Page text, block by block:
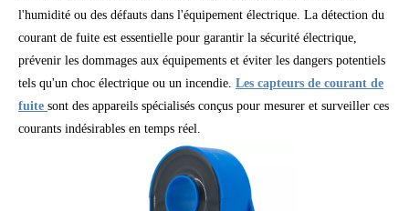
l'humidité ou des défauts dans l'équipement électrique. La détection du
courant de fuite est essentielle pour garantir la sécurité électrique,
prévenir les dommages aux équipements et éviter les dangers potentiels
tels qu'un choc électrique ou un incendie. Les capteurs de courant de
fuite sont des appareils spécialisés conçus pour mesurer et surveiller ces
courants indésirables en temps réel.